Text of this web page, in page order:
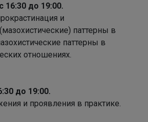
16:30 до 19:00.
и
паттерны в
паттерны в
отношениях.
до 19:00.
и проявления в практике.